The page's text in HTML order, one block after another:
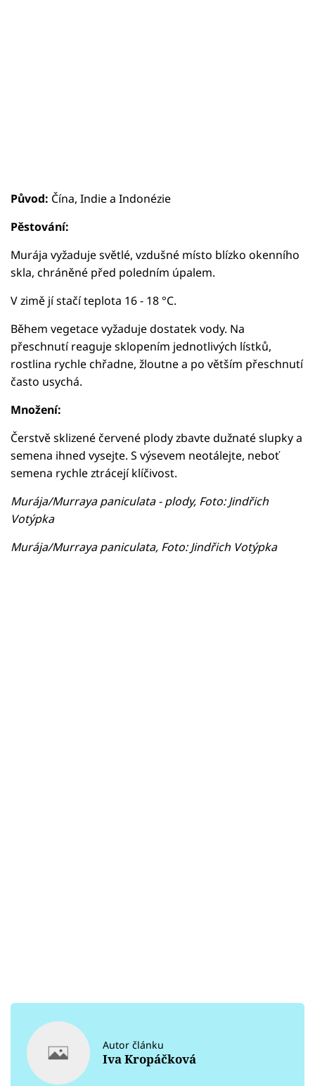
Původ: Čína, Indie a Indonézie
Pěstování:
Murája vyžaduje světlé, vzdušné místo blízko okenního
skla, chráněné před poledním úpalem.
V zimě jí stačí teplota 16 - 18 °C.
Během vegetace vyžaduje dostatek vody. Na
přeschnutí reaguje sklopením jednotlivých lístků,
rostlina rychle chřadne, žloutne a po větším přeschnutí
často usychá.
Množení:
Čerstvě sklizené červené plody zbavte dužnaté slupky a
semena ihned vysejte. S výsevem neotálejte, neboť
semena rychle ztrácejí klíčivost.
Murája/Murraya paniculata - plody, Foto: Jindřich
Votýpka
Murája/Murraya paniculata, Foto: Jindřich Votýpka
Autor článku
Iva Kropáčková